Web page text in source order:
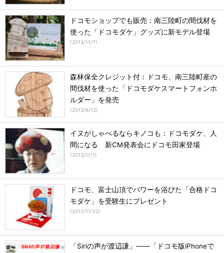
ドコモショップでも販売：南三陸町の間伐材を
使った「ドコモダケ」グッズに新モデル登場
(2013/11/7)
森林保全クレジット付：ドコモ、南三陸町産の
間伐材を使った「ドコモダケスマートフォンホ
ルダー」を発売
(2013/6/12)
イヌがしゃべるならキノコも：ドコモダケ、人
間になる 新CM発表会にドコモ田家登場
(2013/1/11)
ドコモ、富士山頂でパワーを浴びた「合格ドコ
モダケ」を受験生にプレゼント
(2012/11/22)
「Siriの声が渡辺謙」――「ドコモ版iPhoneで